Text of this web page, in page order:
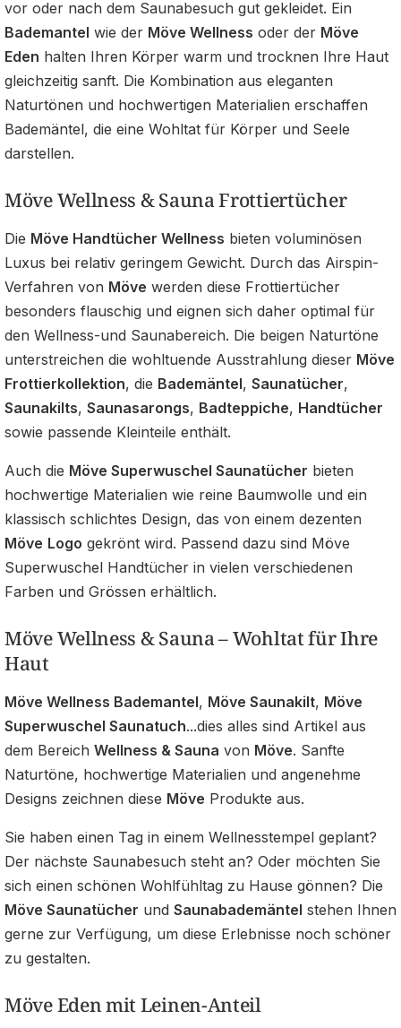
vor oder nach dem Saunabesuch gut gekleidet. Ein
Bademantel wie der Möve Wellness oder der Möve
Eden halten Ihren Körper warm und trocknen Ihre Haut
gleichzeitig sanft. Die Kombination aus eleganten
Naturtönen und hochwertigen Materialien erschaffen
Bademäntel, die eine Wohltat für Körper und Seele
darstellen.
Möve Wellness & Sauna Frottiertücher
Die Möve Handtücher Wellness bieten voluminösen
Luxus bei relativ geringem Gewicht. Durch das Airspin-
Verfahren von Möve werden diese Frottiertücher
besonders flauschig und eignen sich daher optimal für
den Wellness-und Saunabereich. Die beigen Naturtöne
unterstreichen die wohltuende Ausstrahlung dieser Möve
Frottierkollektion, die Bademäntel, Saunatücher,
Saunakilts, Saunasarongs, Badteppiche, Handtücher
sowie passende Kleinteile enthält.
Auch die Möve Superwuschel Saunatücher bieten
hochwertige Materialien wie reine Baumwolle und ein
klassisch schlichtes Design, das von einem dezenten
Möve Logo gekrönt wird. Passend dazu sind Möve
Superwuschel Handtücher in vielen verschiedenen
Farben und Grössen erhältlich.
Möve Wellness & Sauna – Wohltat für Ihre
Haut
Möve Wellness Bademantel, Möve Saunakilt, Möve
Superwuschel Saunatuch...dies alles sind Artikel aus
dem Bereich Wellness & Sauna von Möve. Sanfte
Naturtöne, hochwertige Materialien und angenehme
Designs zeichnen diese Möve Produkte aus.
Sie haben einen Tag in einem Wellnesstempel geplant?
Der nächste Saunabesuch steht an? Oder möchten Sie
sich einen schönen Wohlfühltag zu Hause gönnen? Die
Möve Saunatücher und Saunabademäntel stehen Ihnen
gerne zur Verfügung, um diese Erlebnisse noch schöner
zu gestalten.
Möve Eden mit Leinen-Anteil